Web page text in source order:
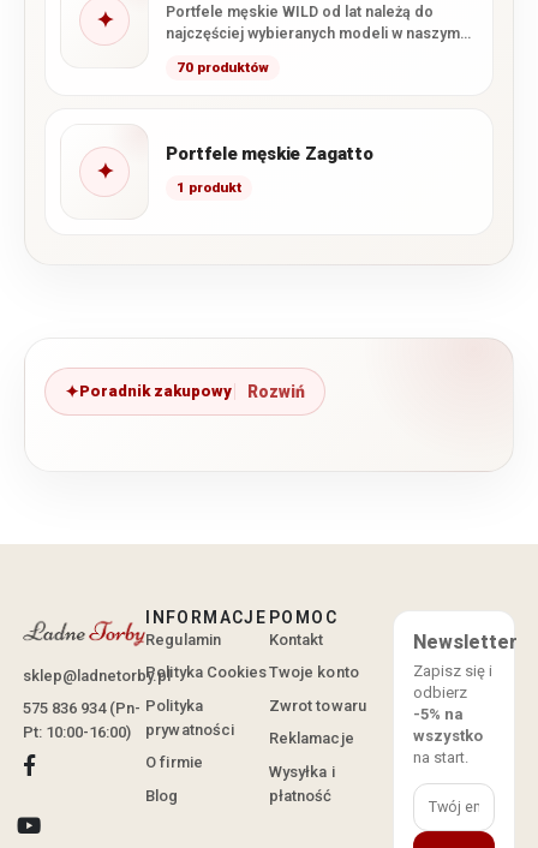
✦
Portfele męskie WILD od lat należą do
najczęściej wybieranych modeli w naszym
70 produktów
✦
Portfele męskie Zagatto
1 produkt
Poradnik zakupowy
sklep@ladnetorby.pl
575 836 934 (Pn-
Pt: 10:00-16:00)
INFORMACJE
Regulamin
Polityka Cookies
Polityka
prywatności
O firmie
Blog
POMOC
Kontakt
Twoje konto
Zwrot towaru
Reklamacje
Wysyłka i
płatność
Newsletter
Zapisz się i
odbierz
-5% na
wszystko
na start.